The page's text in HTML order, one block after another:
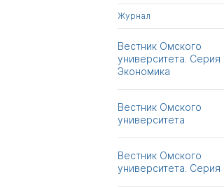
Миллер Александр
Емельянович
Попович Алексей
Бабурин Сергей
Николаевич
Клейменов Михаил
Петрович
Журнал
Вестник Омского
университета. Серия
Экономика
Вестник Омского
университета
Вестник Омского
университета. Серия